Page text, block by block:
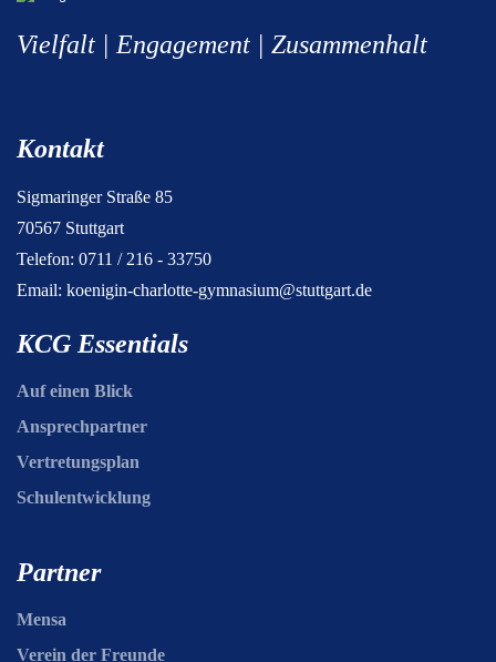
Vielfalt | Engagement | Zusammenhalt
Kontakt
Sigmaringer Straße 85
70567 Stuttgart
Telefon: 0711 / 216 - 33750
Email: koenigin-charlotte-gymnasium@stuttgart.de
KCG Essentials
Auf einen Blick
Ansprechpartner
Vertretungsplan
Schulentwicklung
Partner
Mensa
Verein der Freunde